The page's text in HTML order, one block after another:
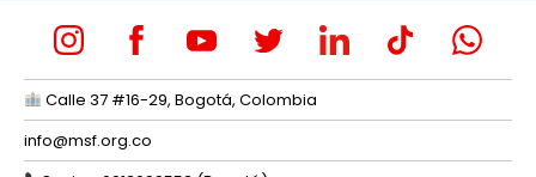
Calle 37 #16-29, Bogotá, Colombia
info@msf.org.co